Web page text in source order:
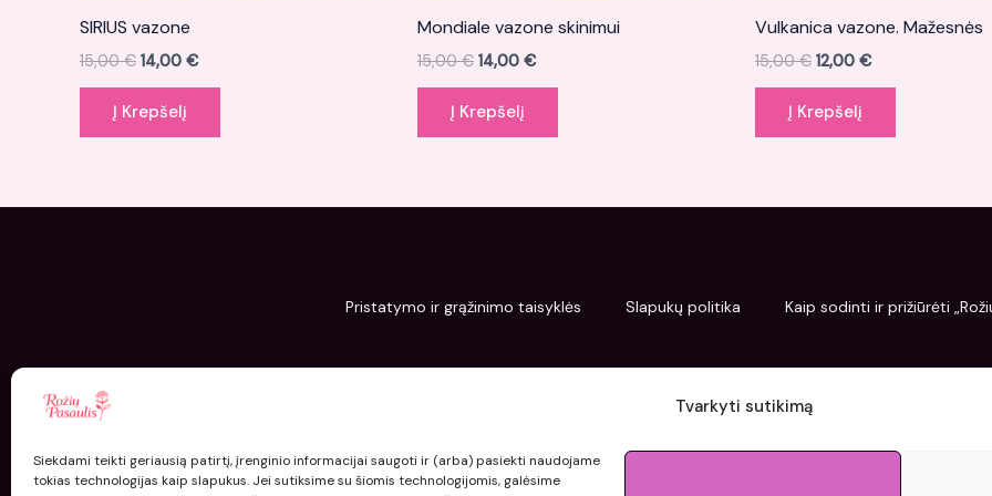
Tvarkyti sutikimą
Siekdami teikti geriausią patirtį, įrenginio informacijai saugoti ir (arba) pasiekti naudojame
tokias technologijas kaip slapukus. Jei sutiksime su šiomis technologijomis, galėsime
SIRIUS vazone
15,00€ 14,00 €
Į Krepšelį
Mondiale vazone skinimui
15,00€ 14,00 €
Į Krepšelį
Vulkanica vazone. Mažesnės
15,00€ 12,00 €
Į Krepšelį
Pristatymo ir grąžinimo taisyklės Slapukų politika Kaip sodinti ir prižiūrėti